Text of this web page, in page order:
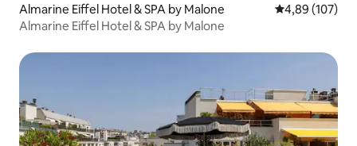
Almarine Eiffel Hotel & SPA by Malone 4,89 de uma
4,89 (107)
Almarine Eiffel Hotel & SPA by Malone